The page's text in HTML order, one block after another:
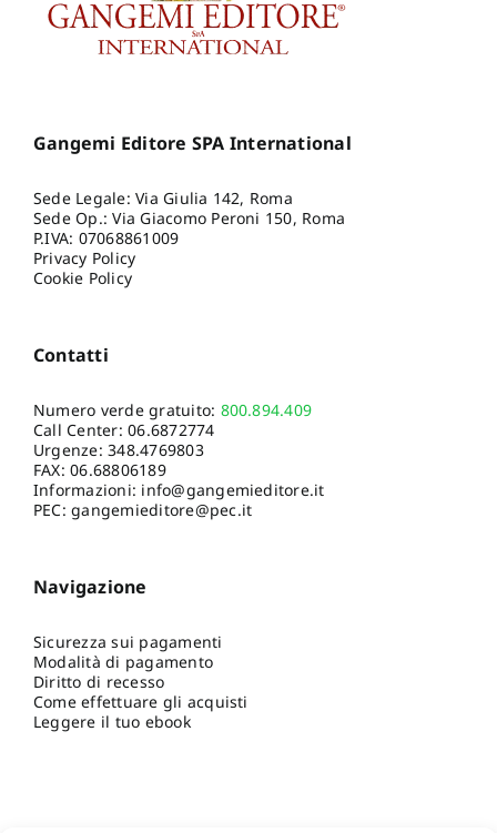
Gangemi Editore SPA International
Sede Legale: Via Giulia 142, Roma
Sede Op.: Via Giacomo Peroni 150, Roma
P.IVA: 07068861009
Privacy Policy
Cookie Policy
Contatti
Numero verde gratuito: 800.894.409
Call Center:06.6872774
Urgenze:348.4769803
FAX: 06.68806189
Informazioni: info@gangemieditore.it
PEC: gangemieditore@pec.it
Navigazione
Sicurezza sui pagamenti
Modalità di pagamento
Diritto di recesso
Come effettuare gli acquisti
Leggere il tuo ebook